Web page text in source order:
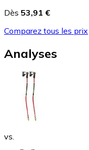
Dès 53,91 €
Comparez tous les prix
Analyses
vs.